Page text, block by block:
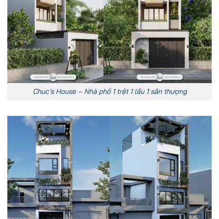
Chuc’s House – Nhà phố 1 trệt 1 lầu 1 sân thượng